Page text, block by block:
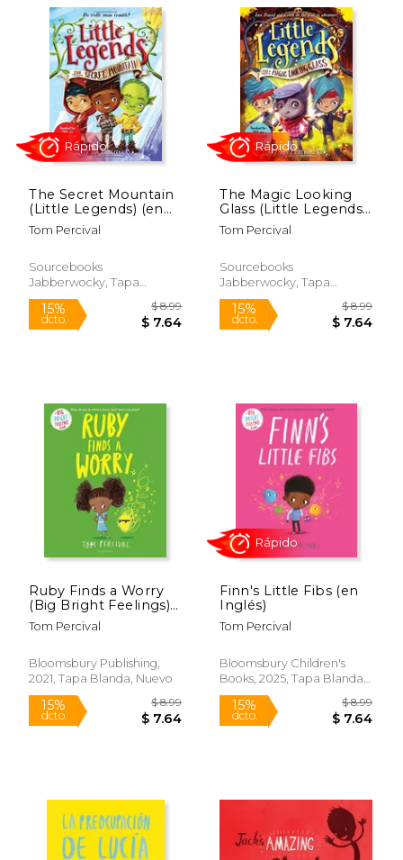
15% 15%
The Secret Mountain
(Little Legends) (en
Inglés)
Tom Percival
Sourcebooks
Jabberwocky, Tapa
Blanda, Nuevo
15% $ 8.99
Rápido
The Magic Looking
Glass (Little Legends)
(en Inglés)
Tom Percival
Sourcebooks
Jabberwocky, Tapa
Blanda, Nuevo
15%
Rápido
Ruby Finds a Worry
(Big Bright Feelings)
(en Inglés)
Tom Percival
Bloomsbury Publishing,
2021, Tapa Blanda, Nuevo
Finn's Little Fibs (en
Inglés)
Tom Percival
Bloomsbury Children's
Books, 2025, Tapa Blanda,
Nuevo